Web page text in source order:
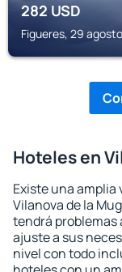
282USD
Figueres, 29
Hoteles en
Existe una amplia
Vilanova de la
tendrá problemas
ajuste a sus
nivel con todo